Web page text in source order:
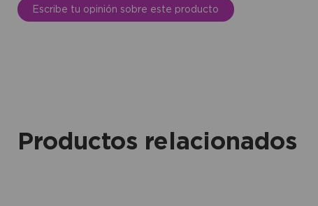
Escribe tu opinión sobre este producto
Productos relacionados